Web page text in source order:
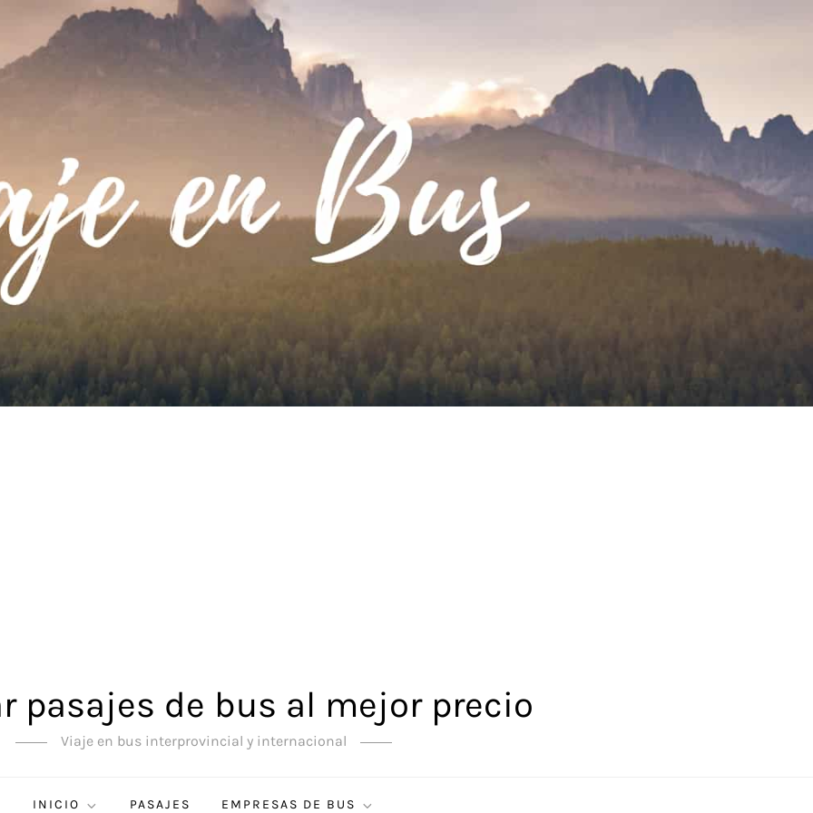
pasajes de bus al mejor precio
Viaje en bus interprovincial y internacional
INICIO PASAJES EMPRESAS DE BUS